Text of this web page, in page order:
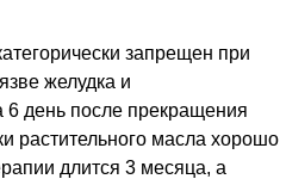
запрещен при
желудка и
6 день после прекращения
растительного масла хорошо
длится 3 месяца, а